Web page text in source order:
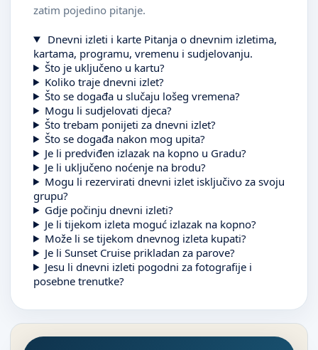
zatim pojedino pitanje.
Dnevni izleti i karte Pitanja o dnevnim izletima,
kartama, programu, vremenu i sudjelovanju.
Što je uključeno u kartu?
Koliko traje dnevni izlet?
Što se događa u slučaju lošeg vremena?
Mogu li sudjelovati djeca?
Što trebam ponijeti za dnevni izlet?
Što se događa nakon mog upita?
Je li predviđen izlazak na kopno u Gradu?
Je li uključeno noćenje na brodu?
Mogu li rezervirati dnevni izlet isključivo za svoju
grupu?
Gdje počinju dnevni izleti?
Je li tijekom izleta moguć izlazak na kopno?
Može li se tijekom dnevnog izleta kupati?
Je li Sunset Cruise prikladan za parove?
Jesu li dnevni izleti pogodni za fotografije i
posebne trenutke?